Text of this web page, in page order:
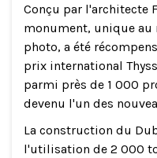
Conçu par l'architecte
monument, unique au
photo, a été
prix international
parmi près de 1 000
devenu l'un des
La construction du
l'utilisation de 2 000